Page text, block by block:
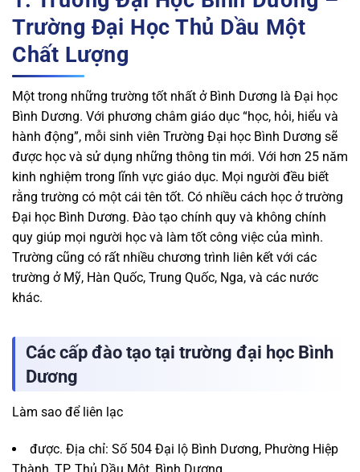
Trường Đại Học Thủ Dầu Một
Chất Lượng
Một trong những trường tốt nhất ở Bình Dương là Đại học
Bình Dương. Với phương châm giáo dục “học, hỏi, hiểu và
hành động”, mỗi sinh viên Trường Đại học Bình Dương sẽ
được học và sử dụng những thông tin mới. Với hơn 25 năm
kinh nghiệm trong lĩnh vực giáo dục. Mọi người đều biết
rằng trường có một cái tên tốt. Có nhiều cách học ở trường
Đại học Bình Dương. Đào tạo chính quy và không chính
quy giúp mọi người học và làm tốt công việc của mình.
Trường cũng có rất nhiều chương trình liên kết với các
trường ở Mỹ, Hàn Quốc, Trung Quốc, Nga, và các nước
khác.
Các cấp đào tạo tại trường đại học Bình
Dương
Làm sao để liên lạc
được. Địa chỉ: Số 504 Đại lộ Bình Dương, Phường Hiệp